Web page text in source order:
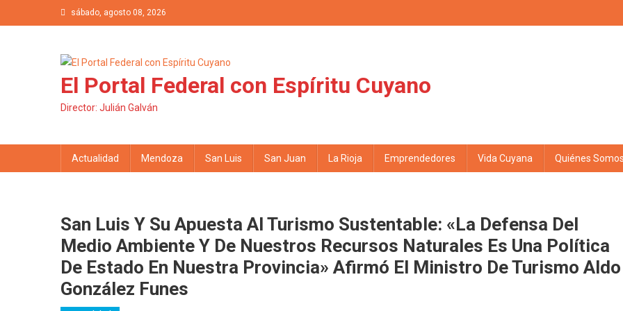
Saltar al contenidosábado, agosto 08, 2026
El Portal Federal con Espíritu Cuyano
Director: Julián Galván
Actualidad Mendoza San Luis San Juan La Rioja Emprendedores Vida Cuyana Quiénes
San Luis Y Su Apuesta Al Turismo Sustentable: «La Defensa Del
Medio Ambiente Y De Nuestros Recursos Naturales Es Una Política
De Estado En Nuestra Provincia» Afirmó El Ministro De Turismo Aldo
González Funes